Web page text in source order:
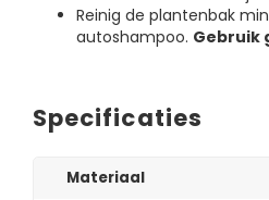
Reinig de plantenbak
autoshampoo. Gebruik
Specificaties
Materiaal